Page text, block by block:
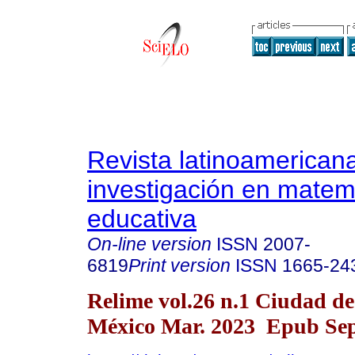
Revista
investigación en
educativa
On-line version ISSN 2007-
6819Print version ISSN 1665-
Relime vol.26 n.1 Ciudad de
México Mar. 2023 Epub